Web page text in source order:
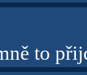
to